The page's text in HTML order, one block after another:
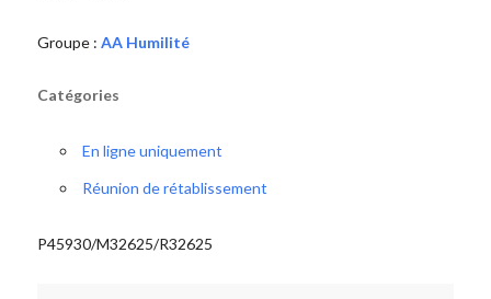
Groupe : AA Humilité
Catégories
En ligne uniquement
Réunion de rétablissement
P45930/M32625/R32625